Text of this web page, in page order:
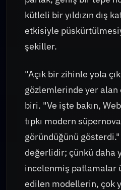
kütleli bir yıldızın dış
etkisiyle
şekiller.
"Açık bir zihinle yola
gözlemlerinde yer
biri. "Ve işte bakın,
tıpkı modern
göründüğünü
değerlidir; çünkü daha
incelenmiş patlamalar
edilen modellerin, çok